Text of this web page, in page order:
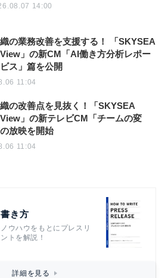
14:00
の業務改善を支援する！ 「SKYSEA
」の新CM「AI働き方分析レポー
ス」篇を公開
11:04
の改善点を見抜く！「SKYSEA
」の新テレビCM「チームの変
放映を開始
11:04
き方
ウハウをもとにプレスリ
トを解説！
詳細を見る